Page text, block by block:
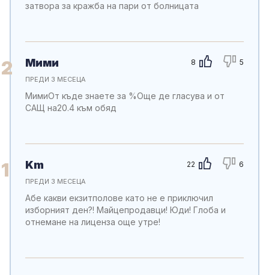
затвора за кражба на пари от болницата
2 8 5
Мими
ПРЕДИ 3 МЕСЕЦА
МимиОт къде знаете за %Още де гласува и от
САЩ на20.4 към обяд
1 22 6
Km
ПРЕДИ 3 МЕСЕЦА
Абе какви екзитполове като не е приключил
изборният ден?! Майцепродавци! Юди! Глоба и
отнемане на лиценза още утре!